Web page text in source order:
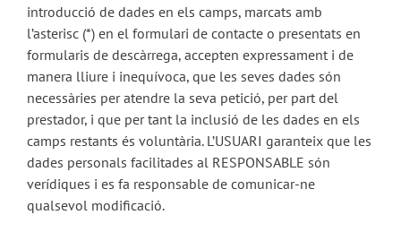
introducció de dades en els camps, marcats amb
l’asterisc (*) en el formulari de contacte o presentats en
formularis de descàrrega, accepten expressament i de
manera lliure i inequívoca, que les seves dades són
necessàries per atendre la seva petició, per part del
prestador, i que per tant la inclusió de les dades en els
camps restants és voluntària. L’USUARI garanteix que les
dades personals facilitades al RESPONSABLE són
verídiques i es fa responsable de comunicar-ne
qualsevol modificació.